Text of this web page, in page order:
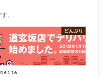
。
どんぶり